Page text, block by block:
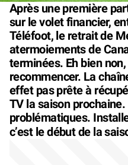
Après une première
sur le volet financier,
Téléfoot, le retrait de
atermoiements de
terminées. Eh bien
recommencer. La
effet pas prête à
TV la saison
problématiques.
c’est le début de la